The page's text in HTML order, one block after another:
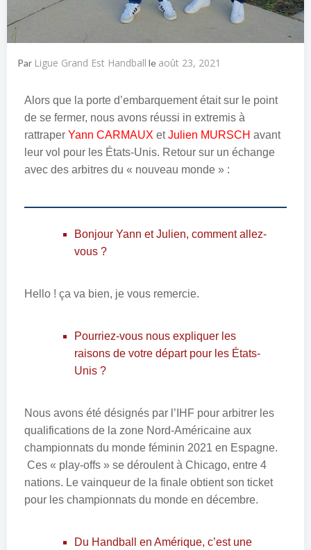
Par Ligue Grand Est Handball le août 23, 2021
Alors que la porte d’embarquement était sur le point
de se fermer, nous avons réussi in extremis à
rattraper Yann CARMAUX etJulien MURSCH avant
leur vol pour les États-Unis. Retour sur un échange
avec des arbitres du « nouveau monde » :
Bonjour Yann et Julien, comment allez-
vous ?
Hello ! ça va bien, je vous remercie.
Pourriez-vous nous expliquer les
raisons de votre départ pour les États-
Unis ?
Nous avons été désignés par l’IHF pour arbitrer les
qualifications de la zone Nord-Américaine aux
championnats du monde féminin 2021 en Espagne.
Ces « play-offs » se déroulent à Chicago, entre 4
nations. Le vainqueur de la finale obtient son ticket
pour les championnats du monde en décembre.
Du Handball en Amérique, c’est une